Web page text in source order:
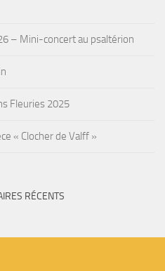
– Mini-concert au psaltérion
Fleuries 2025
« Clocher de Valff »
RÉCENTS